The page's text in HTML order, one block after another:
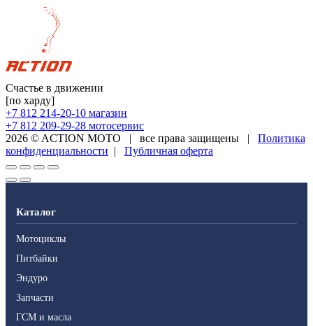
Счастье в движении
[по харду]
+7 812 214-20-10 магазин
+7 812 209-29-28 мотосервис
2026 © ACTION MOTO | все права защищены |
Политика
конфиденциальности | Публичная оферта
Каталог
Мотоциклы
Питбайки
Эндуро
Запчасти
ГСМ и масла